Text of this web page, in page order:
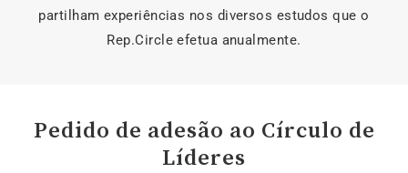
partilham experiências nos diversos estudos que o
Rep.Circle efetua anualmente.
Pedido de adesão ao Círculo de
Líderes